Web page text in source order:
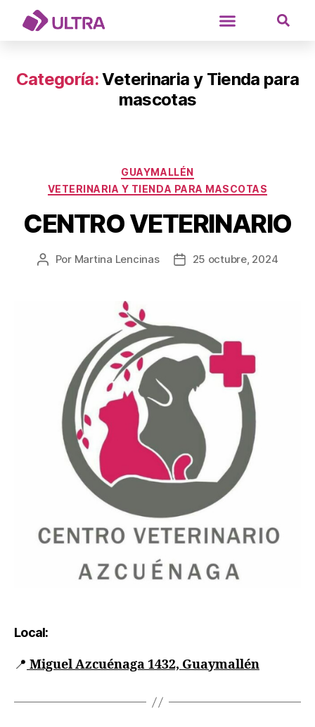
Categoría:Veterinaria y Tienda para
mascotas
GUAYMALLÉN
VETERINARIA Y TIENDA PARA MASCOTAS
CENTRO VETERINARIO
Por Martina Lencinas 25 octubre, 2024
Local:
📍 Miguel Azcuénaga 1432, Guaymallén